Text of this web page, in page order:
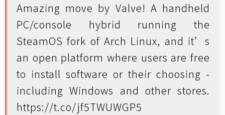
Amazing move by Valve! A handheld
PC/console hybrid running the
SteamOS fork of Arch Linux, and it’s
an open platform where users are free
to install software or their choosing -
including Windows and other stores.
https://t.co/jf5TWUWGP5